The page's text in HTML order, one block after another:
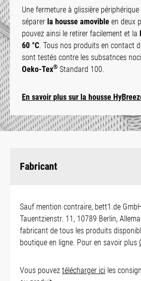
Une fermeture à glissière
séparer la housse amovible en deux
pouvez ainsi le retirer facilement et la
60 °C. Tous nos produits en contact
sont testés contre les subsatnces
Oeko-Tex® Standard 100.
En savoir plus sur la housse
Fabricant
Sauf mention contraire, bett1.de
Tauentzienstr. 11, 10789 Berlin,
fabricant de tous les produits
boutique en ligne. Pour en savoir plus
Vous pouvez télécharger ici les